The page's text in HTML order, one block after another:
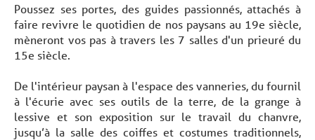
Poussez ses portes, des guides passionnés, attachés à
faire revivre le quotidien de nos paysans au 19e siècle,
mèneront vos pas à travers les 7 salles d'un prieuré du
15e siècle.
De l'intérieur paysan à l'espace des vanneries, du fournil
à l'écurie avec ses outils de la terre, de la grange à
lessive et son exposition sur le travail du chanvre,
jusqu’à la salle des coiffes et costumes traditionnels,